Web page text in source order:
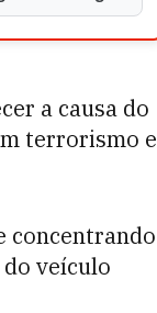
a causa do
terrorismo e
concentrando
veículo